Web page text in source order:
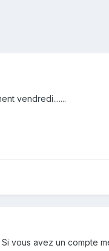
vendredi.......
vous avez un compte